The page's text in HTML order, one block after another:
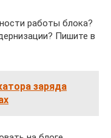
работы блока?
Пишите в
заряда